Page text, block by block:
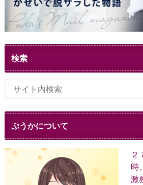
検索
ぷうかについて
２
時、
激